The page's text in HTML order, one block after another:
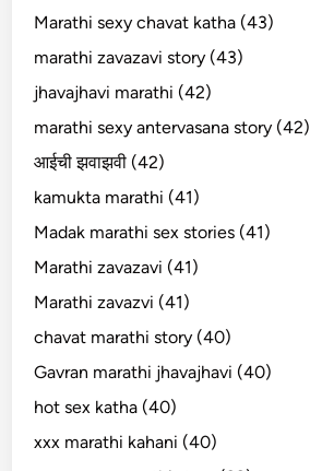
Marathi sexy chavat katha (43)
marathi zavazavi story (43)
jhavajhavi marathi (42)
marathi sexy antervasana story (42)
आईची झवाझवी (42)
kamukta marathi (41)
Madak marathi sex stories (41)
Marathi zavazavi (41)
Marathi zavazvi (41)
chavat marathi story (40)
Gavran marathi jhavajhavi (40)
hot sex katha (40)
xxx marathi kahani (40)